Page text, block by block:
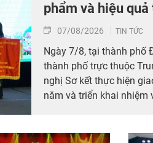
phẩm và hiệu
07/08/2026 TIN TỨC
Ngày 7/8, tại thành phố
thành phố trực thuộc
nghị Sơ kết thực hiện
năm và triển khai nhiệm
Khen thưởng Trung